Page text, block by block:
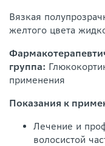
Вязкая
желтого цвета
группа:
применения
Показания к
Лечение и
волосистой